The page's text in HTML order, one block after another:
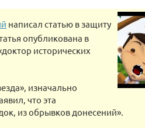
написал статью в защиту
опубликована в
исторических
изначально
что эта
из обрывков донесений».